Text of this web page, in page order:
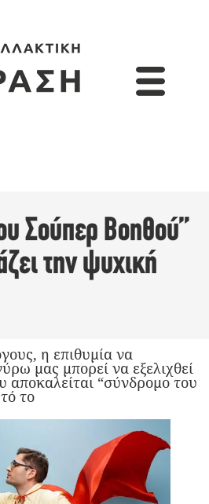
Σούπερ Βοηθού”
την ψυχική
η επιθυμία να
μας μπορεί να εξελιχθεί
αποκαλείται “σύνδρομο του
το